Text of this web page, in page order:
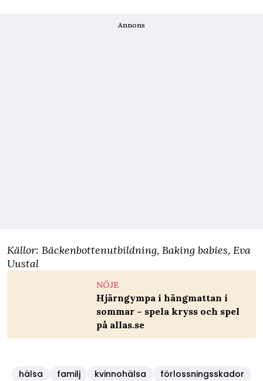
Annons
Källor: Bäckenbottenutbildning, Baking babies, Eva
Uustal
NÖJE
Hjärngympa i hängmattan i
sommar – spela kryss och spel
på allas.se
hälsa familj kvinnohälsa förlossningsskador